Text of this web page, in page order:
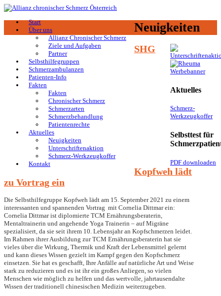
Start
Über uns
Allianz Chronischer Schmerz
Ziele und Aufgaben
Partner
Selbsthilfegruppen
Schmerzambulanzen
Patienten-Info
Fakten
Fakten
Chronischer Schmerz
Schmerzarten
Schmerzbehandlung
Patientenrechte
Aktuelles
Neuigkeiten
Unterschriftenaktion
Schmerz-Werkzeugkoffer
Kontakt
Neuigkeiten
Aktuelles
Schmerz-
Werkzeugkoffer
Selbsttest für
PDF downloaden
SHG
Kopfweh lädt
zu Vortrag ein
Die Selbsthilfegruppe Kopfweh lädt am 15. September 2021 zu einem
interessanten und spannenden Vortrag mit Cornelia Dittmarein:
Cornelia Dittmar ist diplomierte TCM Ernährungsberaterin,
Mentaltrainerin und angehende Yoga Trainerin – auf Migräne
spezialisiert, da sie seit ihrem 10. Lebensjahr an Kopfschmerzen leidet.
Im Rahmen ihrer Ausbildung zur TCM Ernährungsberaterin hat sie
vieles über die Wirkung, Thermik und Kraft der Lebensmittel gelernt
und kann dieses Wissen gezielt im Kampf gegen den Kopfschmerz
einsetzen. Sie hat es geschafft, Ihre Anfälle auf natürliche Art und Weise
stark zu reduzieren und es ist ihr ein großes Anliegen, so vielen
Menschen wie möglich zu helfen und das wertvolle, jahrtausendalte
Wissen der traditionell chinesischen Medizin weiterzugeben.